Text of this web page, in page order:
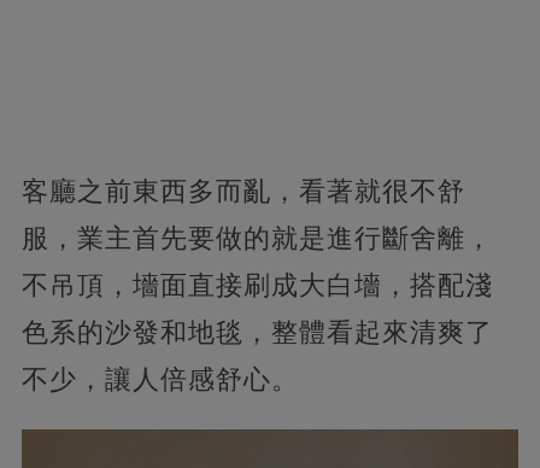
客廳之前東西多而亂，看著就很不舒
服，業主首先要做的就是進行斷舍離，
不吊頂，墻面直接刷成大白墻，搭配淺
色系的沙發和地毯，整體看起來清爽了
不少，讓人倍感舒心。